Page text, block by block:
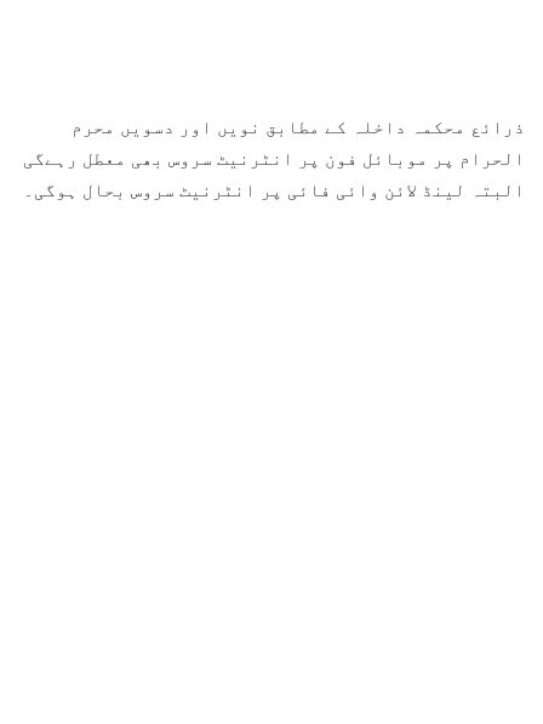
ذرائع محکمہ داخلہ کے مطابق نویں اور دسویں محرم
الحرام پر موبائل فون پر انٹرنیٹ سروس بھی معطل رہےگی
البتہ لینڈ لائن وائی فائی پر انٹرنیٹ سروس بحال ہوگی۔